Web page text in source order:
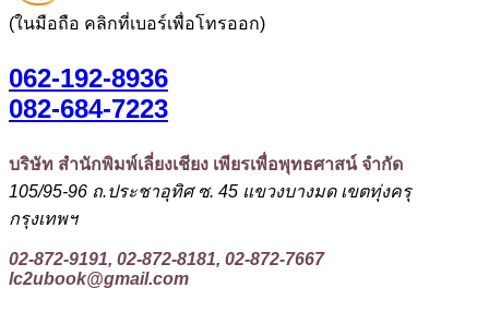
(ในมือถือ คลิกที่เบอร์เพื่อโทรออก)
062-192-8936
082-684-7223
บริษัท สำนักพิมพ์เลี่ยงเชียง เพียรเพื่อพุทธศาสน์ จำกัด
105/95-96 ถ.ประชาอุทิศ ซ. 45 แขวงบางมด เขตทุ่งครุ
กรุงเทพฯ
02-872-9191, 02-872-8181, 02-872-7667
lc2ubook@gmail.com